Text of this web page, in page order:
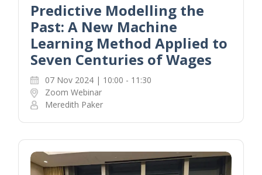
Predictive Modelling the
Past: A New Machine
Learning Method Applied to
Seven Centuries of Wages
07 Nov 2024 | 10:00 - 11:30
Zoom Webinar
Meredith Paker